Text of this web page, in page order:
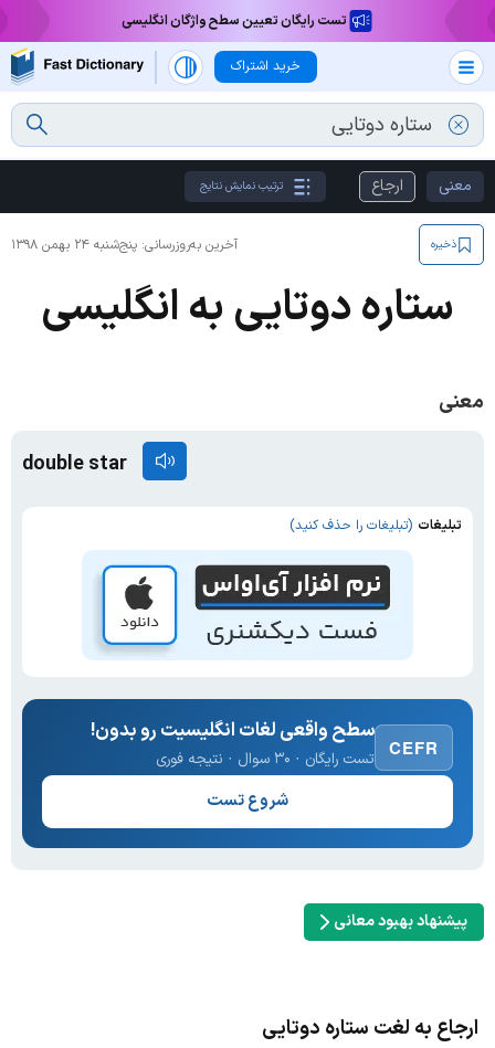
تست رایگان تعیین سطح واژگان انگلیسی
خرید اشتراک
معنی ارجاع ترتیب نمایش نتایج
آخرین به‌روزرسانی: پنج‌شنبه ۲۴ بهمن ۱۳۹۸ ذخیره
ستاره دوتایی به انگلیسی
معنی
double star
تبلیغات (تبلیغات را حذف کنید)
CEFR
سطح واقعی لغات انگلیسیت رو بدون!
تست رایگان · ۳۰ سوال · نتیجه فوری
شروع تست
پیشنهاد بهبود معانی
ارجاع به لغت ستاره دوتایی